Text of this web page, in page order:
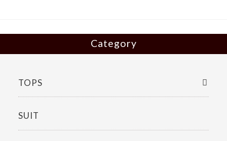
Category
TOPS
SUIT